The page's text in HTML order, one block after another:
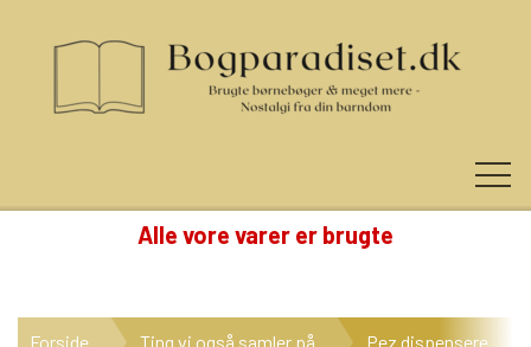
Alle vore varer er brugte
Forside Ting vi også samler på Pez dispensere